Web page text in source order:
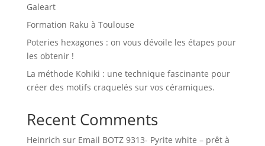
Galeart
Formation Raku à Toulouse
Poteries hexagones : on vous dévoile les étapes pour
les obtenir !
La méthode Kohiki : une technique fascinante pour
créer des motifs craquelés sur vos céramiques.
Recent Comments
Heinrich sur Email BOTZ 9313- Pyrite white – prêt à